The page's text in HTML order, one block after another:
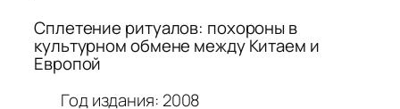
Сплетение ритуалов: похороны в
культурном обмене между Китаем и
Европой
Год издания: 2008